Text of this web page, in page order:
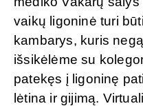
vaikų ligoninė turi
kambarys, kuris
išsikėlėme su
patekęs į ligoninę
lėtina ir gijimą.